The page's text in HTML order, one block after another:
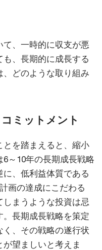
、一時的に収支が悪
、長期的に成長する
どのような取り組み
ミットメント
を踏まえると、縮小
～10年の長期成長戦略
、低利益体質である
画の達成にこだわる
まうような投資は忌
長期成長戦略を策定
く、その戦略の遂行状
望ましいと考えま